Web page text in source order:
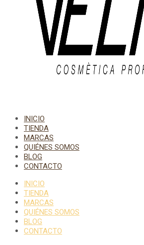
INICIO
TIENDA
MARCAS
QUIÉNES SOMOS
BLOG
CONTACTO
INICIO
TIENDA
MARCAS
QUIÉNES SOMOS
BLOG
CONTACTO